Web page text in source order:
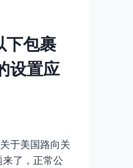
包裹
设置应
于美国路向关
了，正常公